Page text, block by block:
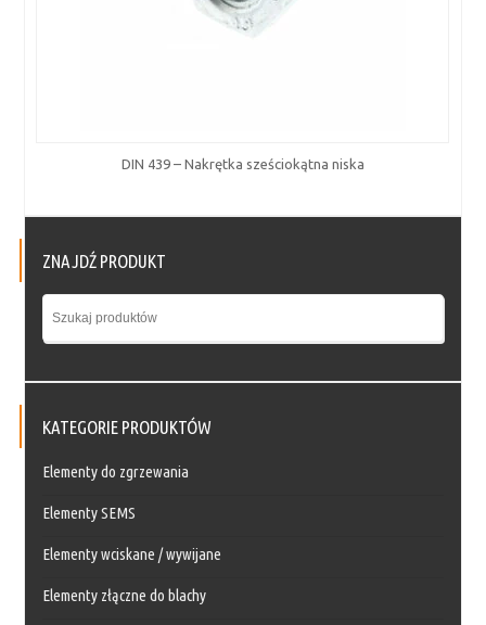
DIN 439 – Nakrętka sześciokątna niska
ZNAJDŹ PRODUKT
KATEGORIE PRODUKTÓW
Elementy do zgrzewania
Elementy SEMS
Elementy wciskane / wywijane
Elementy złączne do blachy